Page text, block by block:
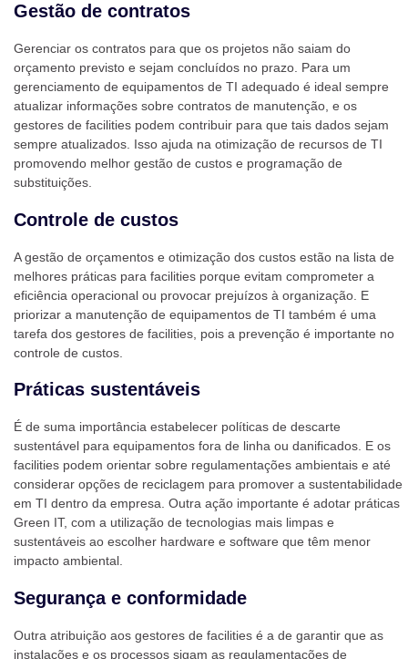
Gestão de contratos
Gerenciar os contratos para que os projetos não saiam do
orçamento previsto e sejam concluídos no prazo. Para um
gerenciamento de equipamentos de TI adequado é ideal sempre
atualizar informações sobre contratos de manutenção, e os
gestores de facilities podem contribuir para que tais dados sejam
sempre atualizados. Isso ajuda na otimização de recursos de TI
promovendo melhor gestão de custos e programação de
substituições.
Controle de custos
A gestão de orçamentos e otimização dos custos estão na lista de
melhores práticas para facilities porque evitam comprometer a
eficiência operacional ou provocar prejuízos à organização. E
priorizar a manutenção de equipamentos de TI também é uma
tarefa dos gestores de facilities, pois a prevenção é importante no
controle de custos.
Práticas sustentáveis
É de suma importância estabelecer políticas de descarte
sustentável para equipamentos fora de linha ou danificados. E os
facilities podem orientar sobre regulamentações ambientais e até
considerar opções de reciclagem para promover a sustentabilidade
em TI dentro da empresa. Outra ação importante é adotar práticas
Green IT, com a utilização de tecnologias mais limpas e
sustentáveis ao escolher hardware e software que têm menor
impacto ambiental.
Segurança e conformidade
Outra atribuição aos gestores de facilities é a de garantir que as
instalações e os processos sigam as regulamentações de